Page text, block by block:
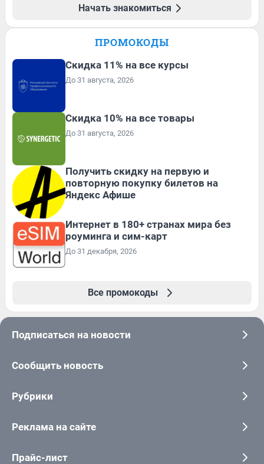
Начать знакомиться
ПРОМОКОДЫ
Скидка 11% на все курсы
До 31 августа, 2026
Скидка 10% на все товары
До 31 августа, 2026
Получить скидку на первую и
повторную покупку билетов на
Яндекс Афише
Интернет в 180+ странах мира без
роуминга и сим-карт
До 31 декабря, 2026
Все промокоды
Подписаться на новости
Сообщить новость
Рубрики
Реклама на сайте
Прайс-лист